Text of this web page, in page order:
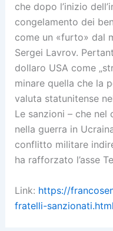
che dopo l’inizio
congelamento dei
come un «furto» dal
Sergei Lavrov.
dollaro USA come
minare quella che la
valuta statunitense
Le sanzioni – che nel
nella guerra in
conflitto militare
ha rafforzato l’asse
Link: https://
fratelli-sanzionati.html